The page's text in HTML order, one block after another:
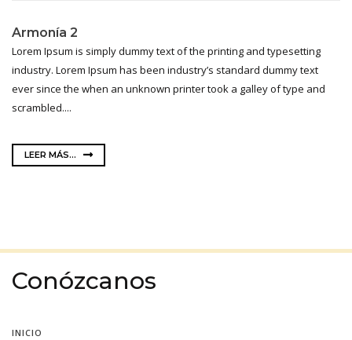
Armonía 2
Lorem Ipsum is simply dummy text of the printing and typesetting
industry. Lorem Ipsum has been industry’s standard dummy text
ever since the when an unknown printer took a galley of type and
scrambled....
LEER MÁS...
Conózcanos
INICIO